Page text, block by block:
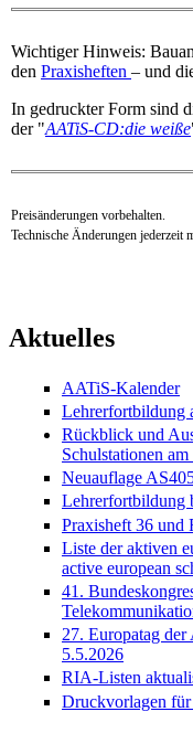
Wichtiger Hinweis:
den Praxisheften – und
In gedruckter Form sind
der "AATiS-CD:die weiße
Preisänderungen vorbehalten.
Technische Änderungen jederzeit
Aktuelles
AATiS-Kalender
Lehrerfortbildung
Rückblick und
Schulstationen
Neuauflage
Praxisheft 36 und
Liste der aktiven
active european
41.
27. Europatag
5.5.2026
RIA-Listen
Druckvorlagen